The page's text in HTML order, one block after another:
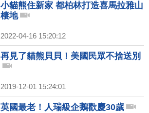
小貓熊住新家 都柏林打造喜馬拉雅山
棲地
2022-04-16 15:20:12
再見了貓熊貝貝！美國民眾不捨送別
2019-12-01 15:24:01
英國最老！人瑞級企鵝歡慶30歲